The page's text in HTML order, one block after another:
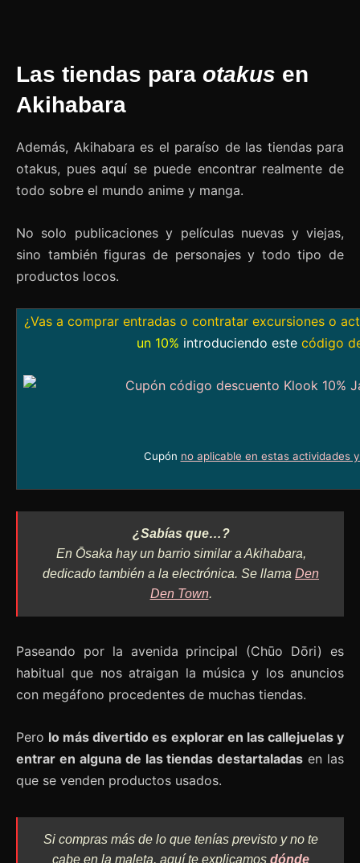
Las tiendas para otakus en
Akihabara
Además, Akihabara es el paraíso de las tiendas para
otakus, pues aquí se puede encontrar realmente de
todo sobre el mundo anime y manga.
No solo publicaciones y películas nuevas y viejas,
sino también figuras de personajes y todo tipo de
productos locos.
¿Vas a comprar entradas o contratar excursiones o
un 10% introduciendo este código
Cupón no aplicable en estas actividades
¿Sabías que…?
En Ōsaka hay un barrio similar a Akihabara,
dedicado también a la electrónica. Se llama Den
Den Town.
Paseando por la avenida principal (Chūo Dōri) es
habitual que nos atraigan la música y los anuncios
con megáfono procedentes de muchas tiendas.
Pero lo más divertido es explorar en las callejuelas y
entrar en alguna de las tiendas destartaladas en las
que se venden productos usados.
Si compras más de lo que tenías previsto y no te
cabe en la maleta, aquí te explicamos dónde